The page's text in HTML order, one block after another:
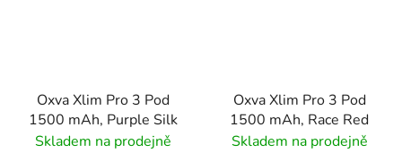
Oxva Xlim Pro 3 Pod
1500 mAh, Purple Silk
Skladem na prodejně
Oxva Xlim Pro 3 Pod
1500 mAh, Race Red
Skladem na prodejně